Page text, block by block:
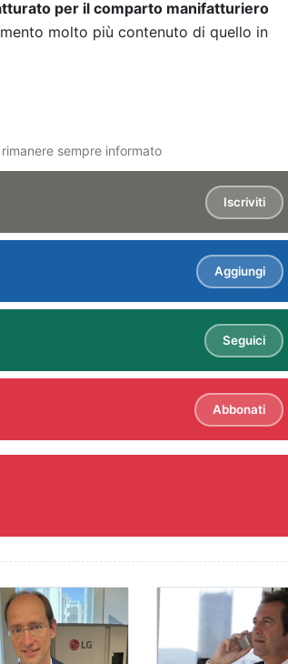
per il comparto manifatturiero
molto più contenuto di quello in
sempre informato
Iscriviti
Aggiungi
Seguici
Abbonati